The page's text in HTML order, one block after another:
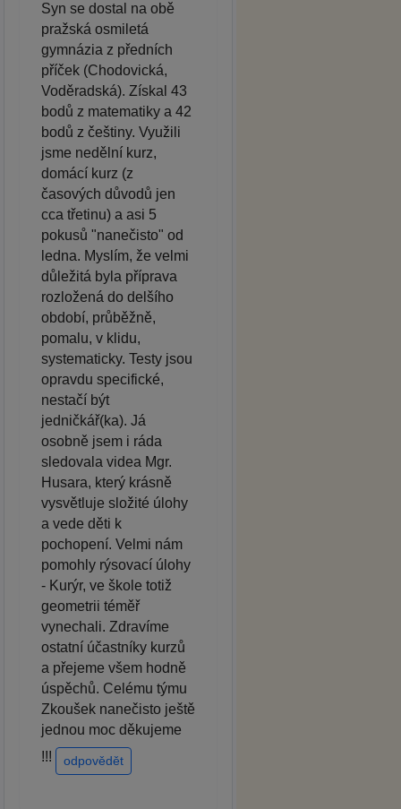
Syn se dostal na obě
pražská osmiletá
gymnázia z předních
příček (Chodovická,
Voděradská). Získal 43
bodů z matematiky a 42
bodů z češtiny. Využili
jsme nedělní kurz,
domácí kurz (z
časových důvodů jen
cca třetinu) a asi 5
pokusů "nanečisto" od
ledna. Myslím, že velmi
důležitá byla příprava
rozložená do delšího
období, průběžně,
pomalu, v klidu,
systematicky. Testy jsou
opravdu specifické,
nestačí být
jedničkář(ka). Já
osobně jsem i ráda
sledovala videa Mgr.
Husara, který krásně
vysvětluje složité úlohy
a vede děti k
pochopení. Velmi nám
pomohly rýsovací úlohy
- Kurýr, ve škole totiž
geometrii téměř
vynechali. Zdravíme
ostatní účastníky kurzů
a přejeme všem hodně
úspěchů. Celému týmu
Zkoušek nanečisto ještě
jednou moc děkujeme
!!!
odpovědět